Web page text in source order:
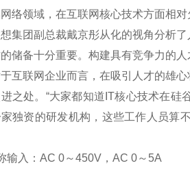
络领域，在互联网核心技术方面相
团副总裁戴京彤从化的视角分析了
储备十分重要。构建具有竞争力的人
联网企业而言，在吸引人才的雄心
之处。“大家都知道IT核心技术在
独资的研发机构，这些工作人员算
输入：AC 0～450V ，AC 0～5A